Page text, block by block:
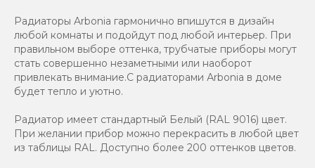
Радиаторы Arbonia гармонично впишутся в дизайн
любой комнаты и подойдут под любой интерьер. При
правильном выборе оттенка, трубчатые приборы могут
стать совершенно незаметными или наоборот
привлекать внимание.С радиаторами Аrbonia в доме
будет тепло и уютно.
Радиатор имеет стандартный Белый (RAL 9016) цвет.
При желании прибор можно перекрасить в любой цвет
из таблицы RAL. Доступно более 200 оттенков цветов.